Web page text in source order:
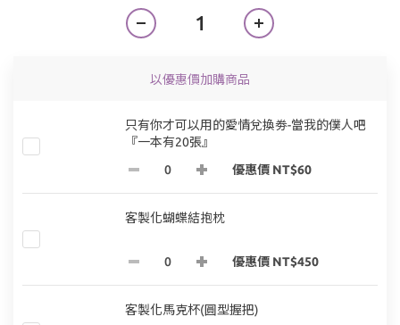
以優惠價加購商品
只有你才可以用的愛情兌換劵-當我的僕人吧
『一本有20張』
優惠價 NT$60
客製化蝴蝶結抱枕
優惠價 NT$450
客製化馬克杯(圓型握把)